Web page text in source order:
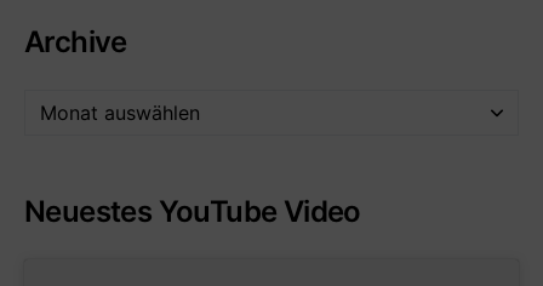
Archive
Neuestes YouTube Video